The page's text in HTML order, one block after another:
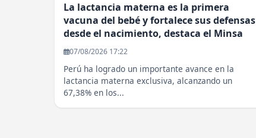
La lactancia materna es la primera
vacuna del bebé y fortalece sus defensas
desde el nacimiento, destaca el Minsa
07/08/2026 17:22
Perú ha logrado un importante avance en la
lactancia materna exclusiva, alcanzando un
67,38% en los...